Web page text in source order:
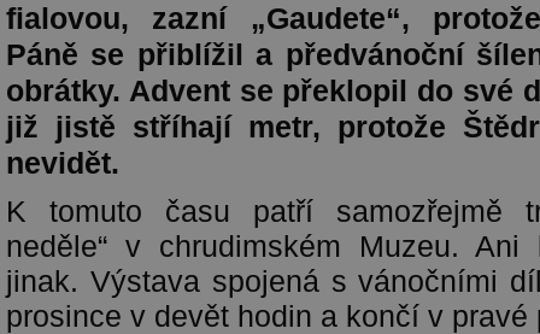
fialovou, zazní „Gaudete“,
Páně se přiblížil a předvánoční
obrátky. Advent se překlopil do své
již jistě stříhají metr, protože
nevidět.
K tomuto času patří samozřejmě
neděle“ v chrudimském Muzeu.
jinak. Výstava spojená s vánočními
prosince v devět hodin a končí v pravé